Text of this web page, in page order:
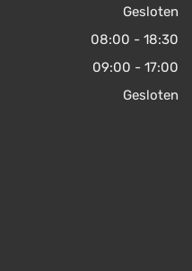
Gesloten
08:00 - 18:30
09:00 - 17:00
Gesloten